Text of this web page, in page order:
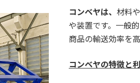
コンベヤは、 材料
や装置です。一般
商品の輸送効率を
コンベヤの特徴と